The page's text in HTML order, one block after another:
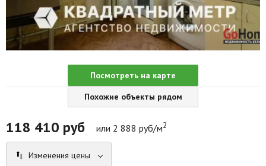
Агентства
Ремонт квартир
Грузовое такси
Способы оплаты
Посмотреть на карте
Похожие объекты рядом
118 410 руб или 2 888 руб/м2
Изменения цены